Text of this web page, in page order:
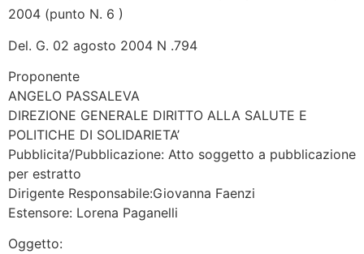
2004 (punto N. 6 )
Del. G. 02 agosto 2004 N .794
Proponente
ANGELO PASSALEVA
DIREZIONE GENERALE DIRITTO ALLA SALUTE E
POLITICHE DI SOLIDARIETA’
Pubblicita’/Pubblicazione: Atto soggetto a pubblicazione
per estratto
Dirigente Responsabile:Giovanna Faenzi
Estensore: Lorena Paganelli
Oggetto: